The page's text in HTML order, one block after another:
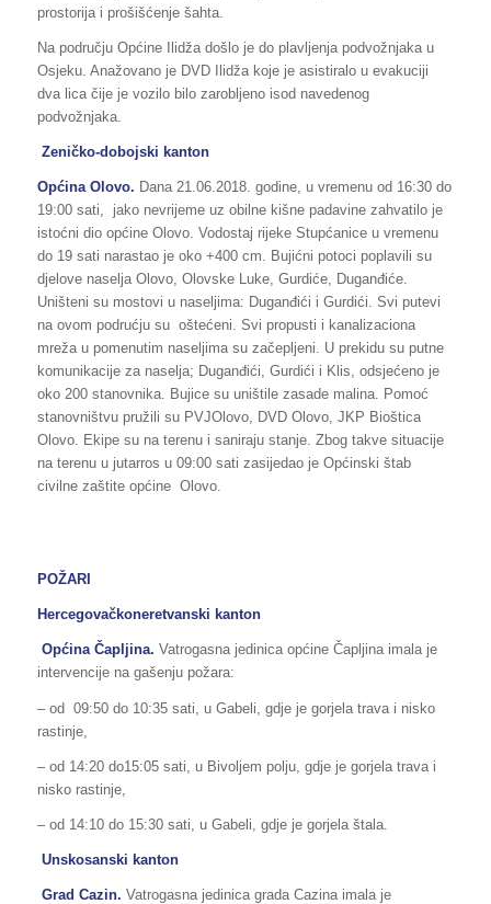
prostorija i prošišćenje šahta.
Na području Općine Ilidža došlo je do plavljenja podvožnjaka u
Osjeku. Anažovano je DVD Ilidža koje je asistiralo u evakuciji
dva lica čije je vozilo bilo zarobljeno isod navedenog
podvožnjaka.
Zeničko-dobojski kanton
Općina Olovo. Dana 21.06.2018. godine, u vremenu od 16:30 do
19:00 sati, jako nevrijeme uz obilne kišne padavine zahvatilo je
istoćni dio općine Olovo. Vodostaj rijeke Stupćanice u vremenu
do 19 sati narastao je oko +400 cm. Bujićni potoci poplavili su
djelove naselja Olovo, Olovske Luke, Gurdiće, Duganđiće.
Uništeni su mostovi u naseljima: Duganđići i Gurdići. Svi putevi
na ovom podrućju su oštećeni. Svi propusti i kanalizaciona
mreža u pomenutim naseljima su začepljeni. U prekidu su putne
komunikacije za naselja; Duganđići, Gurdići i Klis, odsjećeno je
oko 200 stanovnika. Bujice su uništile zasade malina. Pomoć
stanovništvu pružili su PVJOlovo, DVD Olovo, JKP Bioštica
Olovo. Ekipe su na terenu i saniraju stanje. Zbog takve situacije
na terenu u jutarros u 09:00 sati zasijedao je Općinski štab
civilne zaštite općine Olovo.
POŽARI
Hercegovačkoneretvanski kanton
Općina Čapljina. Vatrogasna jedinica općine Čapljina imala je
intervencije na gašenju požara:
– od 09:50 do 10:35 sati, u Gabeli, gdje je gorjela trava i nisko
rastinje,
– od 14:20 do15:05 sati, u Bivoljem polju, gdje je gorjela trava i
nisko rastinje,
– od 14:10 do 15:30 sati, u Gabeli, gdje je gorjela štala.
Unskosanski kanton
Grad Cazin. Vatrogasna jedinica grada Cazina imala je